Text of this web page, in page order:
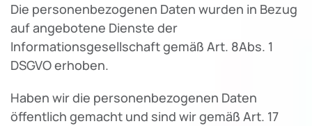
Die personenbezogenen Daten wurden in Bezug
auf angebotene Dienste der
Informationsgesellschaft gemäß Art. 8Abs. 1
DSGVO erhoben.
Haben wir die personenbezogenen Daten
öffentlich gemacht und sind wir gemäß Art. 17